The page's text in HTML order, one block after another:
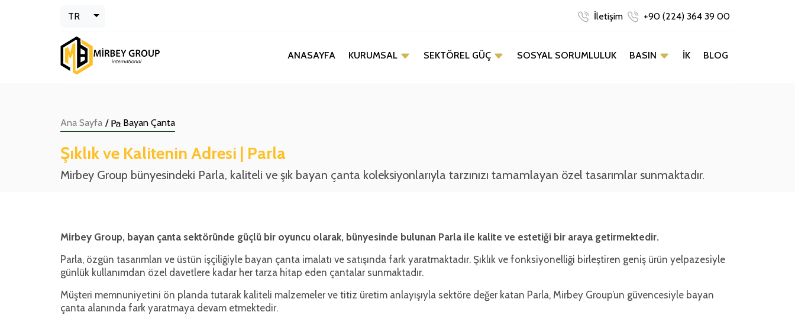
TR Toggle Dropdown +90 (224) 364 39 00
İletişim
ANASAYFA KURUMSAL SEKTÖREL GÜÇ SOSYAL SORUMLULUK BASIN İK BLOG
Ana Sayfa / Bayan Çanta
Şıklık ve Kalitenin Adresi | Parla
Mirbey Group bünyesindeki Parla, kaliteli ve şık bayan çanta koleksiyonlarıyla tarzınızı tamamlayan özel tasarımlar sunmaktadır.
Mirbey Group, bayan çanta sektöründe güçlü bir oyuncu olarak, bünyesinde bulunan Parla ile kalite ve estetiği bir araya getirmektedir.
Parla, özgün tasarımları ve üstün işçiliğiyle bayan çanta imalatı ve satışında fark yaratmaktadır. Şıklık ve fonksiyonelliği birleştiren geniş ürün yelpazesiyle
günlük kullanımdan özel davetlere kadar her tarza hitap eden çantalar sunmaktadır.
Müşteri memnuniyetini ön planda tutarak kaliteli malzemeler ve titiz üretim anlayışıyla sektöre değer katan Parla, Mirbey Group’un güvencesiyle bayan
çanta alanında fark yaratmaya devam etmektedir.